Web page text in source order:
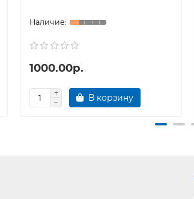
1000.00р.
В корзину